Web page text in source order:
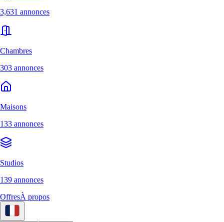
3,631 annonces
Chambres
303 annonces
Maisons
133 annonces
Studios
139 annonces
OffresÀ propos